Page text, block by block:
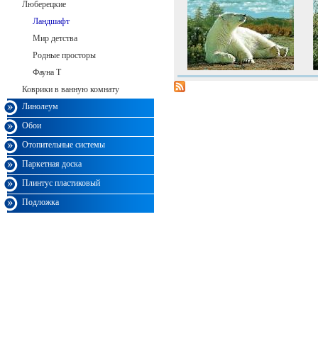
Люберецкие
Ландшафт
Мир детства
Родные просторы
Фауна Т
Коврики в ванную комнату
Линолеум
Обои
Отопительные системы
Паркетная доска
Плинтус пластиковый
Подложка